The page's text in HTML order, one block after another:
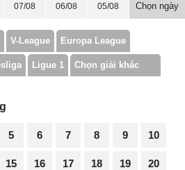
07/08 06/08 05/08 Chọn ngày
V-League Europa League
Ligue 1 Chọn giải khác
5 6 7 8 9 10
15 16 17 18 19 20